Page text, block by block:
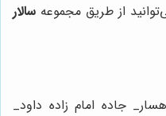
از طریق مجموعه سالار
جاده امام زاده داود_